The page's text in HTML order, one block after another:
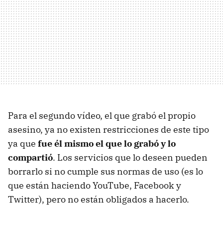
Para el segundo vídeo, el que grabó el propio
asesino, ya no existen restricciones de este tipo
ya que fue él mismo el que lo grabó y lo
compartió. Los servicios que lo deseen pueden
borrarlo si no cumple sus normas de uso (es lo
que están haciendo YouTube, Facebook y
Twitter), pero no están obligados a hacerlo.